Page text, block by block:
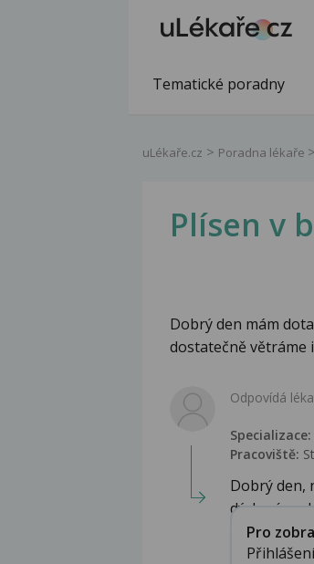
Tematické poradny
uLékaře.cz Poradna lékaře
Plísen v
Dobrý den mám
dostatečně větráme
Odpovídá
Specializace:
Pracoviště:
Dobrý den,
dýchací
Pro